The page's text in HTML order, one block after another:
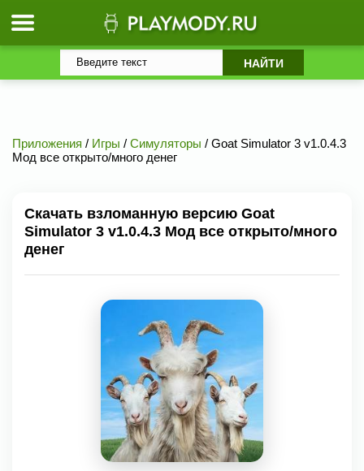
Приложения / Игры / Симуляторы / Goat Simulator 3 v1.0.4.3
Мод все открыто/много денег
Скачать взломанную версию Goat
Simulator 3 v1.0.4.3 Мод все открыто/много
денег